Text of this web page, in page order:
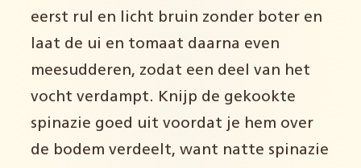
eerst rul en licht bruin zonder boter en
laat de ui en tomaat daarna even
meesudderen, zodat een deel van het
vocht verdampt. Knijp de gekookte
spinazie goed uit voordat je hem over
de bodem verdeelt, want natte spinazie